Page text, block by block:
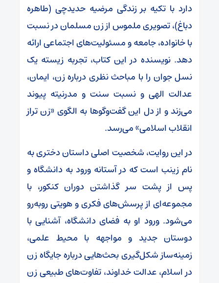
دارد با تکیه بر زندگی مرضیه حدیدچی (طاهره
دباغ)، تصویری ملموس از زن مسلمان در نسبت
با خانواده، جامعه و مسئولیت‌های اجتماعی ارائه
دهد. نویسنده در این کتاب، تجربه زیسته یک
نسل جوان را با مباحث نظری درباره زن، ایمان،
عدالت الهی و نسبت سنت و مدرنیته پیوند
می‌زند و از دل این گفت‌وگوها به الگوی «زن تراز
انقلاب اسلامی» می‌رسد.
در این روایت، شخصیت اصلی داستان دختری به
نام زینب است که در آستانه ورود به دانشگاه و
پس از پشت سر گذاشتن دوران کنکور، با
مجموعه‌ای از پرسش‌های فکری و هویتی روبه‌رو
می‌شود. ورود او به فضای دانشگاه، آشنایی با
دوستان جدید و مواجهه با محیط علمی،
زمینه‌ساز شکل‌گیری بحث‌هایی درباره جایگاه زن
در اسلام، عدالت خداوند، تفاوت‌های طبیعی زن